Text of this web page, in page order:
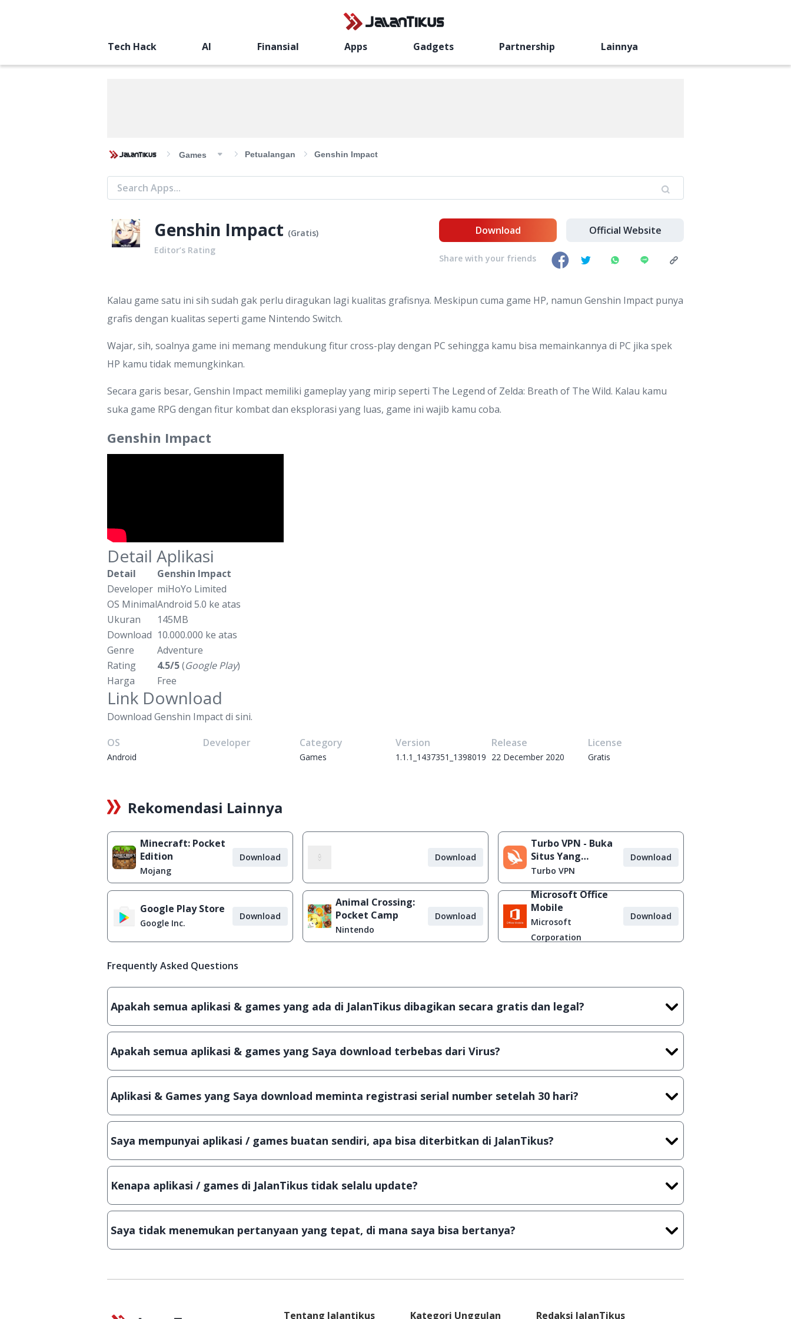
Tech Hack AI Finansial Apps Gadgets Partnership Lainnya
Games Petualangan Genshin Impact
Genshin Impact (Gratis)
Editor’s Rating
Kalau game satu ini sih sudah gak perlu diragukan lagi kualitas grafisnya. Meskipun cuma game HP, namun Genshin Impact punya
grafis dengan kualitas seperti game Nintendo Switch.
Wajar, sih, soalnya game ini memang mendukung fitur cross-play dengan PC sehingga kamu bisa memainkannya di PC jika spek
HP kamu tidak memungkinkan.
Secara garis besar, Genshin Impact memiliki gameplay yang mirip seperti The Legend of Zelda: Breath of The Wild. Kalau kamu
suka game RPG dengan fitur kombat dan eksplorasi yang luas, game ini wajib kamu coba.
Genshin Impact
Detail Aplikasi
Detail
Genshin Impact
Developer miHoYo Limited
OS MinimalAndroid 5.0 ke atas
Ukuran
145MB
Download 10.000.000 ke atas
Genre
Adventure
Rating
4.5/5(Google Play)
Harga
Free
Link Download
Download Genshin Impact di sini.
OS
Android
Developer Category
Games
Version
1.1.1_1437351_1398019
Release
22 December 2020
License
Gratis
Download Official Website
Share with your friends
Rekomendasi Lainnya
Minecraft: Pocket
Edition
Mojang
Download Download
Turbo VPN - Buka
Situs Yang
Diblokir
Turbo VPN
Download
Google Play Store
Google Inc.
Download
Animal Crossing:
Pocket Camp
Nintendo
Download
Microsoft Office
Mobile
Microsoft
Corporation
Download
Frequently Asked Questions
Apakah semua aplikasi & games yang ada di JalanTikus dibagikan secara gratis dan legal?
Ya, JalanTikus hanya membagikan aplikasi & games yang gratis (Freeware) dan legal, dalam artian tidak (bajakan) hasil crack,
Apakah semua aplikasi & games yang Saya download terbebas dari Virus?
Ya, JalanTikus selalu melakukan scanning dengan 3 jenis Antivirus (Kaspersky, AVG & Avast) sebelum menerbitkan suatu
Aplikasi & Games yang Saya download meminta registrasi serial number setelah 30 hari?
Meskipun dibagikan secara gratis, namun ada beberapa aplikasi & games yang dibagikan secara Shareware, dalam arti hanya
Saya mempunyai aplikasi / games buatan sendiri, apa bisa diterbitkan di JalanTikus?
Tentu saja bisa. Silahkan kirim email keinfo@jalantikus.comdengan menyertakan Nama Aplikasi/Games, Deskripsi serta
Kenapa aplikasi / games di JalanTikus tidak selalu update?
Demi menjaga kualitas aplikasi dan games yang ada di JalanTikus, hingga saat ini kita masih melakukan upload-download
Saya tidak menemukan pertanyaan yang tepat, di mana saya bisa bertanya?
Kami dengan senang hati menjawab setiap pertanyaan yang masuk. Kirim pertanyaan kamu keinfo@jalantikus.com
Redaksi JalanTikus
Tentang Jalantikus Kategori Unggulan